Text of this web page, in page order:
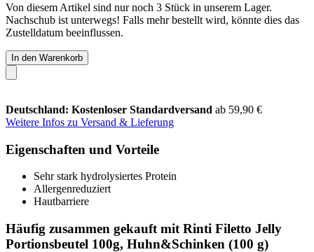
Von diesem Artikel sind nur noch 3 Stück in unserem Lager.
Nachschub ist unterwegs! Falls mehr bestellt wird, könnte dies das
Zustelldatum beeinflussen.
In den Warenkorb
Deutschland: Kostenloser Standardversand ab 59,90 €
Weitere Infos zu Versand & Lieferung
Eigenschaften und Vorteile
Sehr stark hydrolysiertes Protein
Allergenreduziert
Hautbarriere
Häufig zusammen gekauft mit Rinti Filetto Jelly
Portionsbeutel 100g, Huhn&Schinken (100 g)